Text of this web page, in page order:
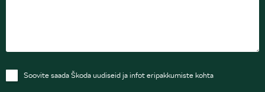
Soovite saada Škoda uudiseid ja infot eripakkumiste kohta